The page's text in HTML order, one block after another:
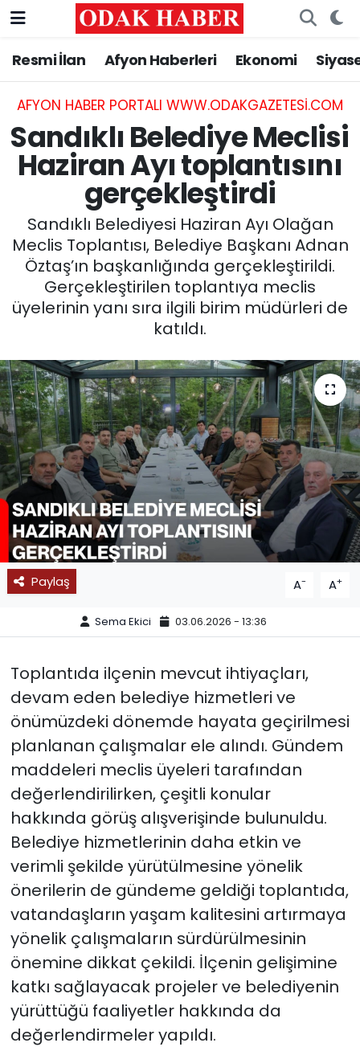
Resmi İlan Afyon Haberleri Ekonomi
AFYON HABER PORTALI WWW.ODAKGAZETESI.COM
Sandıklı Belediye Meclisi
Haziran Ayı toplantısını
gerçekleştirdi
Sandıklı Belediyesi Haziran Ayı Olağan
Meclis Toplantısı, Belediye Başkanı Adnan
Öztaş’ın başkanlığında gerçekleştirildi.
Gerçekleştirilen toplantıya meclis
üyelerinin yanı sıra ilgili birim müdürleri de
katıldı.
Paylaş A- A+
Sema Ekici 03.06.2026 - 13:36
Toplantıda ilçenin mevcut ihtiyaçları,
devam eden belediye hizmetleri ve
önümüzdeki dönemde hayata geçirilmesi
planlanan çalışmalar ele alındı. Gündem
maddeleri meclis üyeleri tarafından
değerlendirilirken, çeşitli konular
hakkında görüş alışverişinde bulunuldu.
Belediye hizmetlerinin daha etkin ve
verimli şekilde yürütülmesine yönelik
önerilerin de gündeme geldiği toplantıda,
vatandaşların yaşam kalitesini artırmaya
yönelik çalışmaların sürdürülmesinin
önemine dikkat çekildi. İlçenin gelişimine
katkı sağlayacak projeler ve belediyenin
yürüttüğü faaliyetler hakkında da
değerlendirmeler yapıldı.
AFYONKARAHİSAR HABERLERİ
Resmi İlan
ASAYİŞ
GÜNCEL
SİYASET
EĞİTİM
MAGAZİN
SPOR
11:11 MANŞET
Nöbetçi Eczaneler
Hava Durumu
Trafik Durumu
Süper Lig Puan Durumu ve Fikstür
Tüm Manşetler
Son Dakika Haberleri
Haber Arşivi